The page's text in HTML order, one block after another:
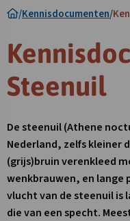
/Kennisdocumenten/
Steenuil
De steenuil (Athene
Nederland, zelfs kleiner
(grijs)bruin verenkleed
wenkbrauwen, en lange
vlucht van de steenuil is
die van een specht.